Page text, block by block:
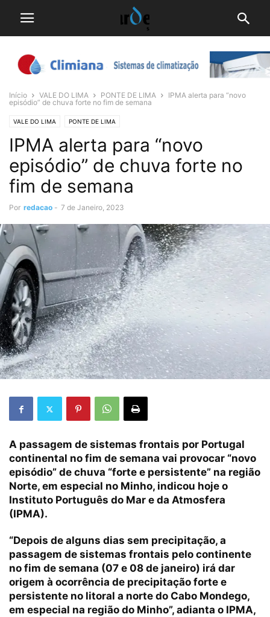
Início VALE DO LIMA PONTE DE LIMA
IPMA alerta para “novo
episódio” de chuva forte no fim de semana
VALE DO LIMA PONTE DE LIMA
IPMA alerta para “novo
episódio” de chuva forte no
fim de semana
Por redacao - 7 de Janeiro, 2023
A passagem de sistemas frontais por Portugal
continental no fim de semana vai provocar “novo
episódio” de chuva “forte e persistente” na região
Norte, em especial no Minho, indicou hoje o
Instituto Português do Mar e da Atmosfera
(IPMA).
“Depois de alguns dias sem precipitação, a
passagem de sistemas frontais pelo continente
no fim de semana (07 e 08 de janeiro) irá dar
origem à ocorrência de precipitação forte e
persistente no litoral a norte do Cabo Mondego,
em especial na região do Minho”, adianta o IPMA,